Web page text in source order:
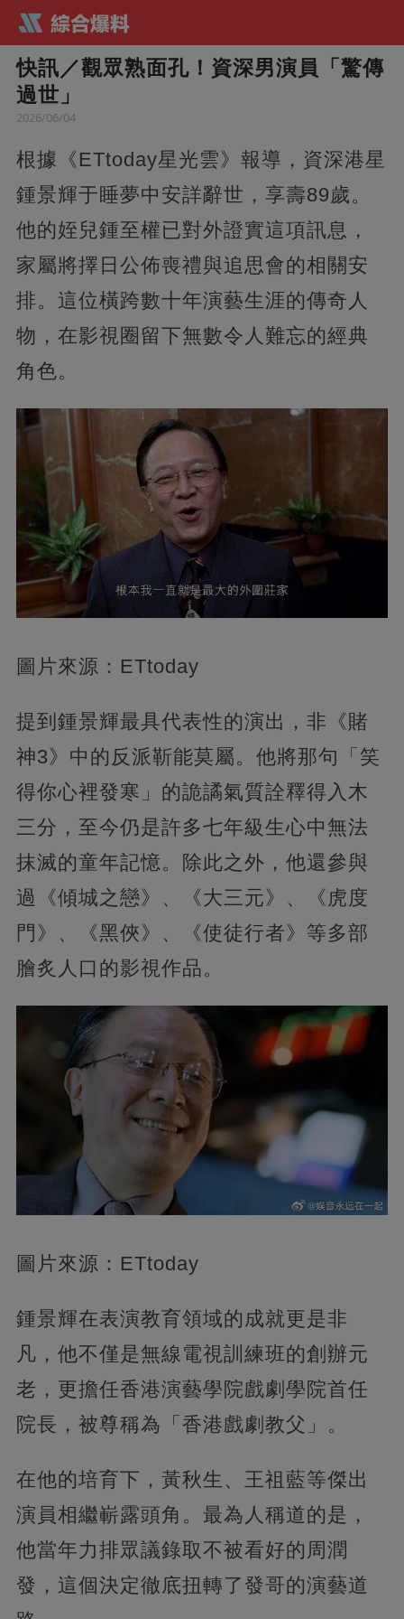
快訊／觀眾熟面孔！資深男演員「驚傳
過世」
2026/06/04
根據《ETtoday星光雲》報導，資深港星
鍾景輝于睡夢中安詳辭世，享壽89歲。
他的姪兒鍾至權已對外證實這項訊息，
家屬將擇日公佈喪禮與追思會的相關安
排。這位橫跨數十年演藝生涯的傳奇人
物，在影視圈留下無數令人難忘的經典
角色。
圖片來源：ETtoday
提到鍾景輝最具代表性的演出，非《賭
神3》中的反派靳能莫屬。他將那句「笑
得你心裡發寒」的詭譎氣質詮釋得入木
三分，至今仍是許多七年級生心中無法
抹滅的童年記憶。除此之外，他還參與
過《傾城之戀》、《大三元》、《虎度
門》、《黑俠》、《使徒行者》等多部
膾炙人口的影視作品。
圖片來源：ETtoday
鍾景輝在表演教育領域的成就更是非
凡，他不僅是無線電視訓練班的創辦元
老，更擔任香港演藝學院戲劇學院首任
院長，被尊稱為「香港戲劇教父」。
在他的培育下，黃秋生、王祖藍等傑出
演員相繼嶄露頭角。最為人稱道的是，
他當年力排眾議錄取不被看好的周潤
發，這個決定徹底扭轉了發哥的演藝道